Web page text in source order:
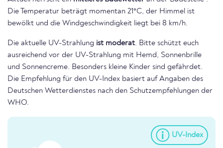
Die Temperatur beträgt momentan 21°C, der Himmel ist
bewölkt und die Windgeschwindigkeit liegt bei 8 km/h.
Die aktuelle UV-Strahlung ist moderat. Bitte schützt euch
ausreichend vor der UV-Strahlung mit Hemd, Sonnenbrille
und Sonnencreme. Besonders kleine Kinder sind gefährdet.
Die Empfehlung für den UV-Index basiert auf Angaben des
Deutschen Wetterdienstes nach den Schutzempfehlungen der
WHO.
UV-Index